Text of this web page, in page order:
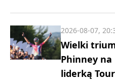
Wielki
Phinney
liderką
2026-08-07,